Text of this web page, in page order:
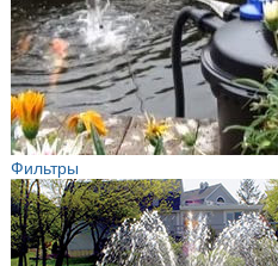
Фильтры